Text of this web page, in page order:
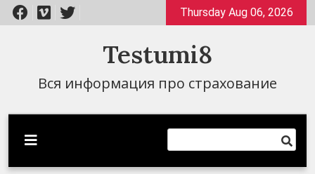
Перейти
к
Thursday Aug 06, 2026
Testumi8
Вся информация про страхование